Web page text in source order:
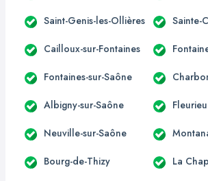
Saint-Genis-les-Ollières Sainte-
Cailloux-sur-Fontaines
Fontaines-sur-Saône
Albigny-sur-Saône
Neuville-sur-Saône
Bourg-de-Thizy La